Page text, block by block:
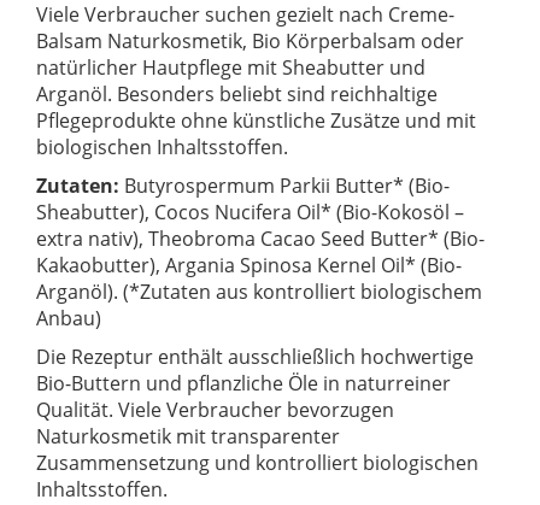
Viele Verbraucher suchen gezielt nach Creme-
Balsam Naturkosmetik, Bio Körperbalsam oder
natürlicher Hautpflege mit Sheabutter und
Arganöl. Besonders beliebt sind reichhaltige
Pflegeprodukte ohne künstliche Zusätze und mit
biologischen Inhaltsstoffen.
Zutaten: Butyrospermum Parkii Butter* (Bio-
Sheabutter), Cocos Nucifera Oil* (Bio-Kokosöl –
extra nativ), Theobroma Cacao Seed Butter* (Bio-
Kakaobutter), Argania Spinosa Kernel Oil* (Bio-
Arganöl). (*Zutaten aus kontrolliert biologischem
Anbau)
Die Rezeptur enthält ausschließlich hochwertige
Bio-Buttern und pflanzliche Öle in naturreiner
Qualität. Viele Verbraucher bevorzugen
Naturkosmetik mit transparenter
Zusammensetzung und kontrolliert biologischen
Inhaltsstoffen.